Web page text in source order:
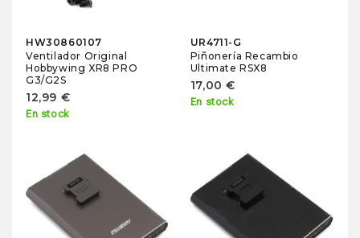
HW30860107
Ventilador Original
Hobbywing XR8 PRO
G3/G2S
12,99 €
En stock
UR4711-G
Piñonería Recambio
Ultimate RSX8
17,00 €
En stock